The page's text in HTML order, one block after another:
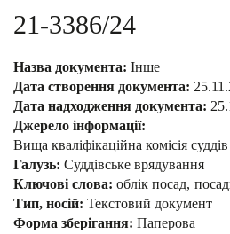
21-3386/24
Назва документа: Інше
Дата створення документа:
Дата надходження документа:
Джерело інформації:
Вища кваліфікаційна комісія
Галузь: Суддівське врядування
Ключові слова: облік посад
Тип, носій: Текстовий документ
Форма зберігання: Паперова